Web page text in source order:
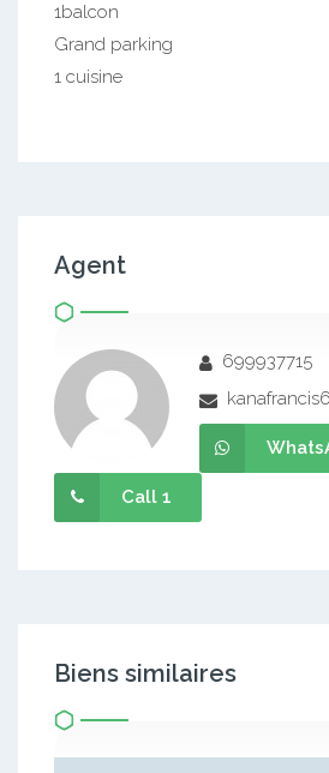
1balcon
Grand parking
1 cuisine
Agent
699937715
Call 1
Biens similaires